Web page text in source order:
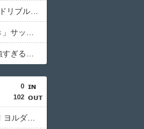
日本人選手がブラジル戦で圧巻の3人ぶち抜きドリブル！中国人「バケモンだ」「風のような男」【海外の反応】
中国人「恐ろしい」「日本のスタイルが大好き」サッカー日本代表のブラジル戦初勝利に中国驚嘆【海外の反応】
日本代表のブラジル撃破に東南アジア衝撃「強すぎる「韓国は日本を見習わないと」「アジアは彼らにとって狭すぎる」【海外の反応】
0
102
U23日本代表がPK戦の激闘制して準決勝進出！ヨルダン「史上最も奇妙なPK」「日本を追い詰めたことは誇らしい」【海外の反応】